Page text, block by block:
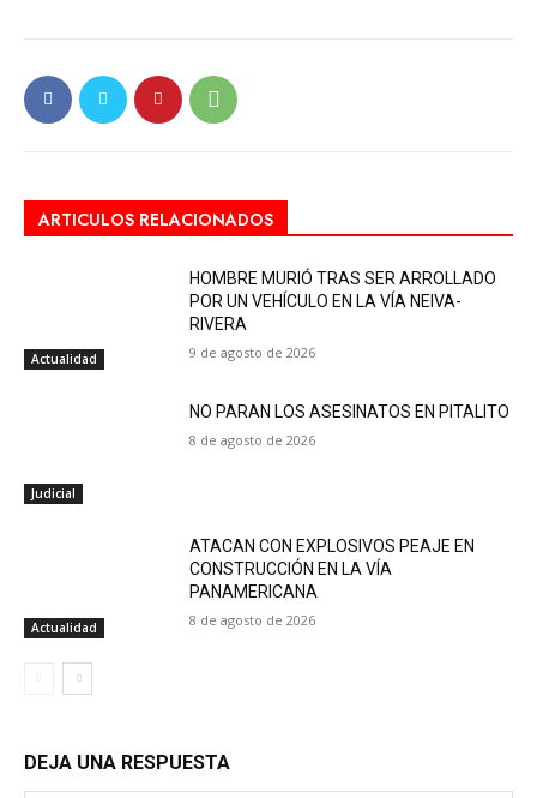
ARTICULOS RELACIONADOS
Actualidad
HOMBRE MURIÓ TRAS SER ARROLLADO
POR UN VEHÍCULO EN LA VÍA NEIVA-
RIVERA
9 de agosto de 2026
Judicial
NO PARAN LOS ASESINATOS EN PITALITO
8 de agosto de 2026
Actualidad
ATACAN CON EXPLOSIVOS PEAJE EN
CONSTRUCCIÓN EN LA VÍA
PANAMERICANA
8 de agosto de 2026
DEJA UNA RESPUESTA